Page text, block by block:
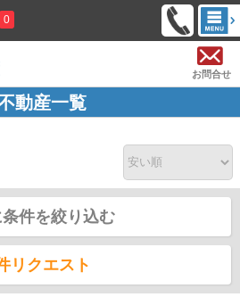
0
お問合せ
動産一覧
条件を絞り込む
リクエスト